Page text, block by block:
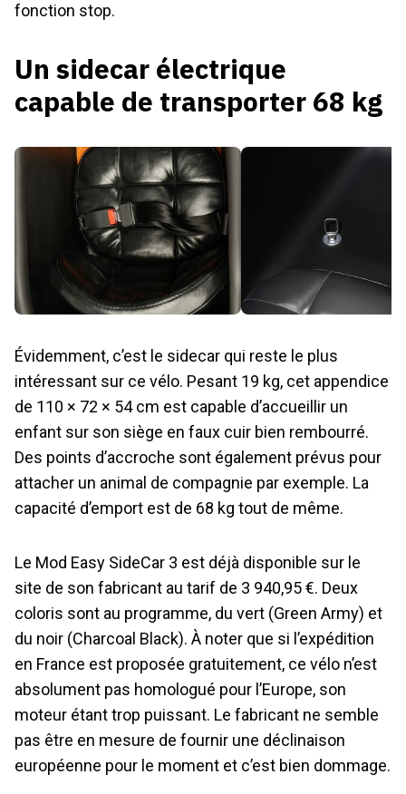
fonction stop.
Un sidecar électrique
capable de transporter 68 kg
Évidemment, c’est le sidecar qui reste le plus
intéressant sur ce vélo. Pesant 19 kg, cet appendice
de 110 × 72 × 54 cm est capable d’accueillir un
enfant sur son siège en faux cuir bien rembourré.
Des points d’accroche sont également prévus pour
attacher un animal de compagnie par exemple. La
capacité d’emport est de 68 kg tout de même.
Le Mod Easy SideCar 3 est déjà disponible sur le
site de son fabricant au tarif de 3 940,95 €. Deux
coloris sont au programme, du vert (Green Army) et
du noir (Charcoal Black). À noter que si l’expédition
en France est proposée gratuitement, ce vélo n’est
absolument pas homologué pour l’Europe, son
moteur étant trop puissant. Le fabricant ne semble
pas être en mesure de fournir une déclinaison
européenne pour le moment et c’est bien dommage.